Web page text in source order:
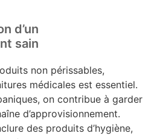
d’un
sain
non périssables,
médicales est essentiel.
on contribue à garder
d’approvisionnement.
des produits d’hygiène,